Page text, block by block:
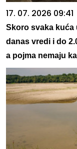
17. 07. 2026 09:41
Skoro svaka kuća
danas vredi i do
a pojma nemaju